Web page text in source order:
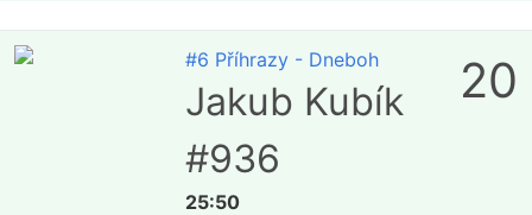
#6 Příhrazy - Dneboh
Jakub Kubík
#936
25:50
20